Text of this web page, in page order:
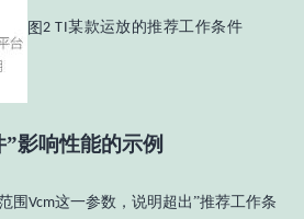
图2 TI某款运放的推荐工作条件
影响性能的示例
围 Vcm这一参数，说明超出”推荐工作条